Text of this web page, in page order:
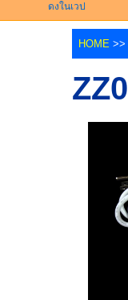
ดงในเวป
HOME >>